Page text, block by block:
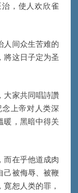
，使人欢欣雀
人间众生苦难的
將这日子定为圣
大家共同唱詩讚
上帝对人类深
暖，黑暗中得关
而在乎他道成肉
己被侮辱、被鞭
恕人类的罪，